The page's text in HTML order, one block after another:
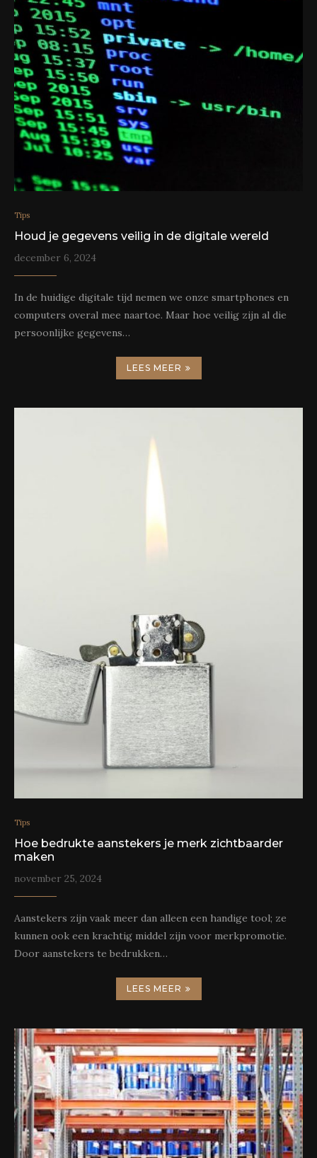
Tips
Houd je gegevens veilig in de digitale wereld
december 6, 2024
In de huidige digitale tijd nemen we onze smartphones en
computers overal mee naartoe. Maar hoe veilig zijn al die
persoonlijke gegevens…
LEES MEER
Tips
Hoe bedrukte aanstekers je merk zichtbaarder
maken
november 25, 2024
Aanstekers zijn vaak meer dan alleen een handige tool; ze
kunnen ook een krachtig middel zijn voor merkpromotie.
Door aanstekers te bedrukken…
LEES MEER